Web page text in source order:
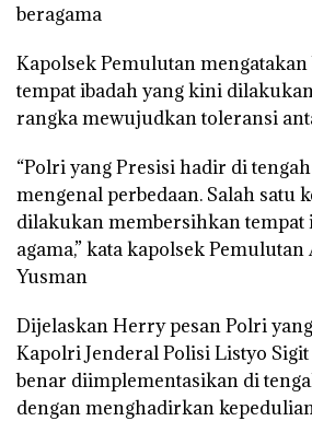
beragama
Kapolsek Pemulutan
tempat ibadah yang kini
rangka mewujudkan toleransi
“Polri yang Presisi hadir di
mengenal perbedaan. Salah satu
dilakukan membersihkan tempat
agama,” kata kapolsek
Yusman
Dijelaskan Herry pesan Polri
Kapolri Jenderal Polisi Listyo
benar diimplementasikan di
dengan menghadirkan